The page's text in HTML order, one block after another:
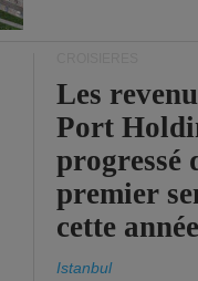
Les
Port
progressé
premier
cette
Istanbul